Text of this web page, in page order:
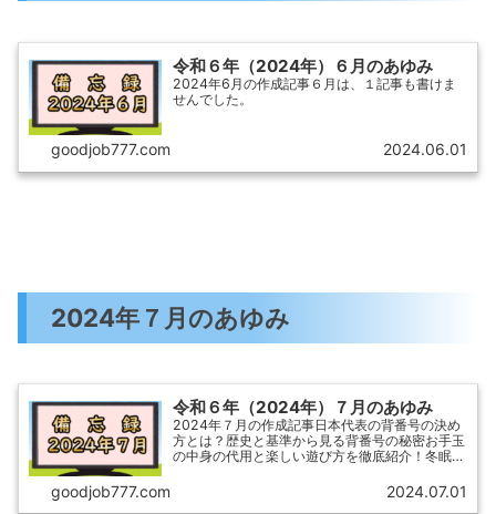
令和６年（2024年）６月のあゆみ
2024年6月の作成記事６月は、１記事も書けま
せんでした。
goodjob777.com 2024.06.01
2024年７月のあゆみ
令和６年（2024年）７月のあゆみ
2024年７月の作成記事日本代表の背番号の決め
方とは？歴史と基準から見る背番号の秘密お手玉
の中身の代用と楽しい遊び方を徹底紹介！冬眠し
消費期限は1日過ぎても食べられる？おすすめの
goodjob777.com 2024.07.01